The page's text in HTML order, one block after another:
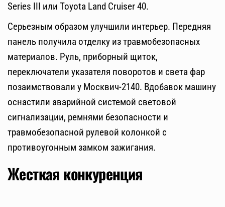
Series III или Toyota Land Cruiser 40.
Серьезным образом улучшили интерьер. Передняя
панель получила отделку из травмобезопасных
материалов. Руль, приборный щиток,
переключатели указателя поворотов и света фар
позаимствовали у Москвич-2140. Вдобавок машину
оснастили аварийной системой световой
сигнализации, ремнями безопасности и
травмобезопасной рулевой колонкой с
противоугонным замком зажигания.
Жесткая конкуренция